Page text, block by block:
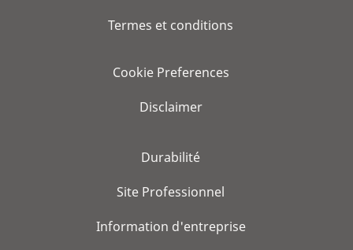
Termes et conditions
Cookie Preferences
Disclaimer
Durabilité
Site Professionnel
Information d'entreprise